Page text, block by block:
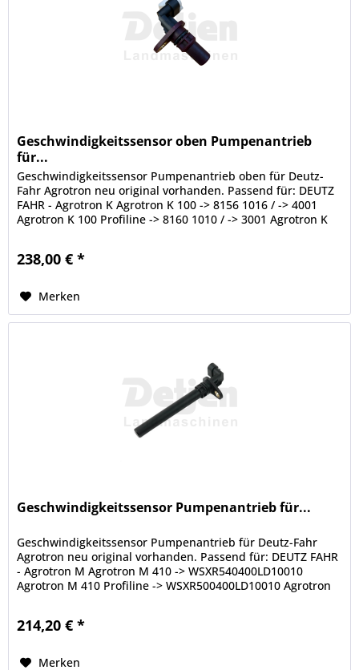
Geschwindigkeitssensor oben Pumpenantrieb
für...
Geschwindigkeitssensor Pumpenantrieb oben für Deutz-
Fahr Agrotron neu original vorhanden. Passend für: DEUTZ
FAHR - Agrotron K Agrotron K 100 -> 8156 1016 / -> 4001
Agrotron K 100 Profiline -> 8160 1010 / -> 3001 Agrotron K
238,00 € *
Merken
Geschwindigkeitssensor Pumpenantrieb für...
Geschwindigkeitssensor Pumpenantrieb für Deutz-Fahr
Agrotron neu original vorhanden. Passend für: DEUTZ FAHR
- Agrotron M Agrotron M 410 -> WSXR540400LD10010
Agrotron M 410 Profiline -> WSXR500400LD10010 Agrotron
214,20 € *
Merken